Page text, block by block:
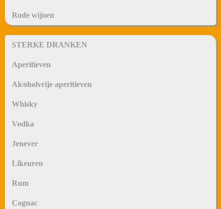
Rode wijnen
STERKE DRANKEN
Aperitieven
Alcoholvrije aperitieven
Whisky
Vodka
Jenever
Likeuren
Rum
Cognac